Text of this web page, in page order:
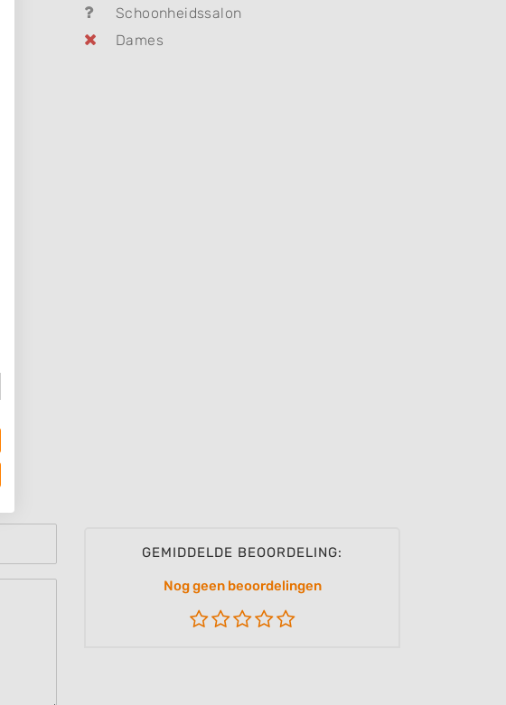
Schoonheidssalon
Dames
GEMIDDELDE BEOORDELING:
Nog geen beoordelingen